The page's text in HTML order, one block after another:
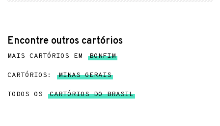
Encontre outros cartórios
MAIS CARTÓRIOS EM BONFIM
CARTÓRIOS: MINAS GERAIS
TODOS OS CARTÓRIOS DO BRASIL